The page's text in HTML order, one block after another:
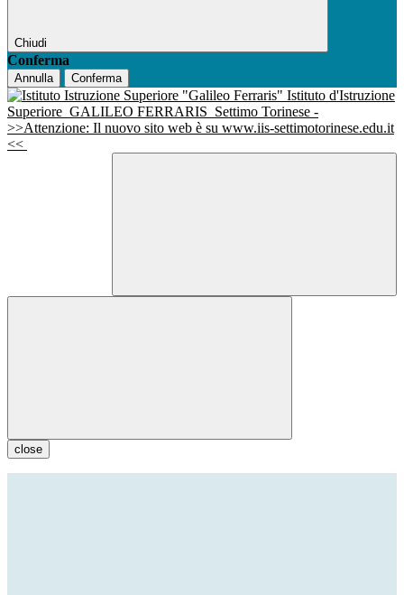
Chiudi
Conferma
Annulla Conferma
Istituto d'Istruzione
Superiore GALILEO FERRARIS Settimo Torinese -
>>Attenzione: Il nuovo sito web è su www.iis-settimotorinese.edu.it
<<
close